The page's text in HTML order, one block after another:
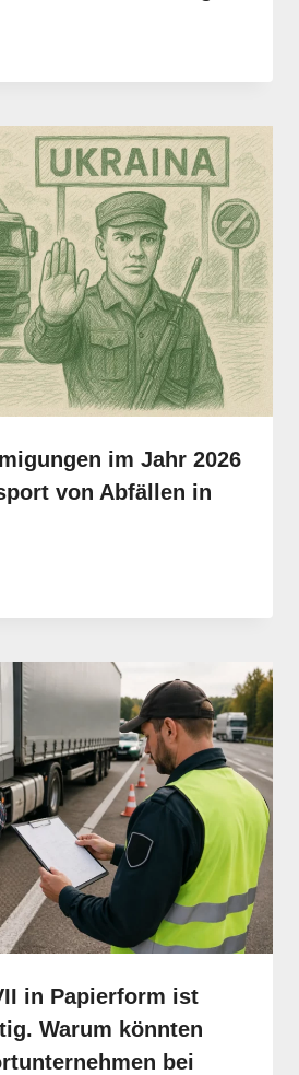
im Jahr 2026
von Abfällen in
in Papierform ist
Warum könnten
bei